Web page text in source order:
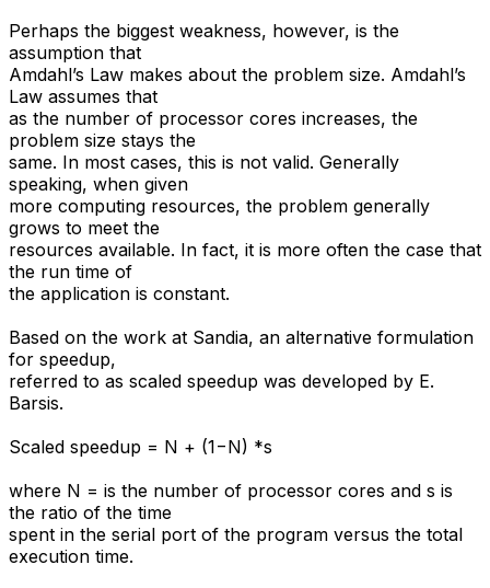
Perhaps the biggest weakness, however, is the
assumption that
Amdahl’s Law makes about the problem size. Amdahl’s
Law assumes that
as the number of processor cores increases, the
problem size stays the
same. In most cases, this is not valid. Generally
speaking, when given
more computing resources, the problem generally
grows to meet the
resources available. In fact, it is more often the case that
the run time of
the application is constant.
Based on the work at Sandia, an alternative formulation
for speedup,
referred to as scaled speedup was developed by E.
Barsis.
Scaled speedup = N + (1−N) *s
where N = is the number of processor cores and s is
the ratio of the time
spent in the serial port of the program versus the total
execution time.